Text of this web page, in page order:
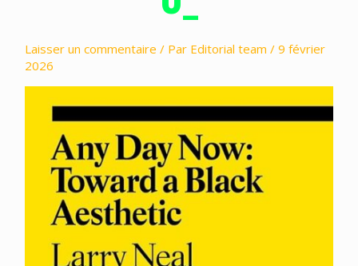
Laisser un commentaire / Par Editorial team / 9 février
2026